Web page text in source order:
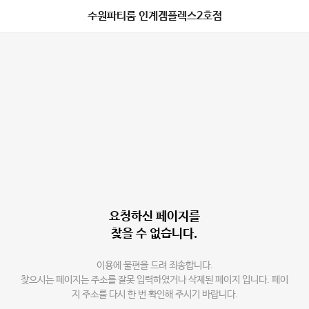
수원파티룸 인계겜플렉스2호점
요청하신 페이지를
찾을 수 없습니다.
이용에 불편을 드려 죄송합니다.
찾으시는 페이지는 주소를 잘못 입력하였거나 삭제된 페이지 입니다. 페이
지 주소를 다시 한 번 확인해 주시기 바랍니다.